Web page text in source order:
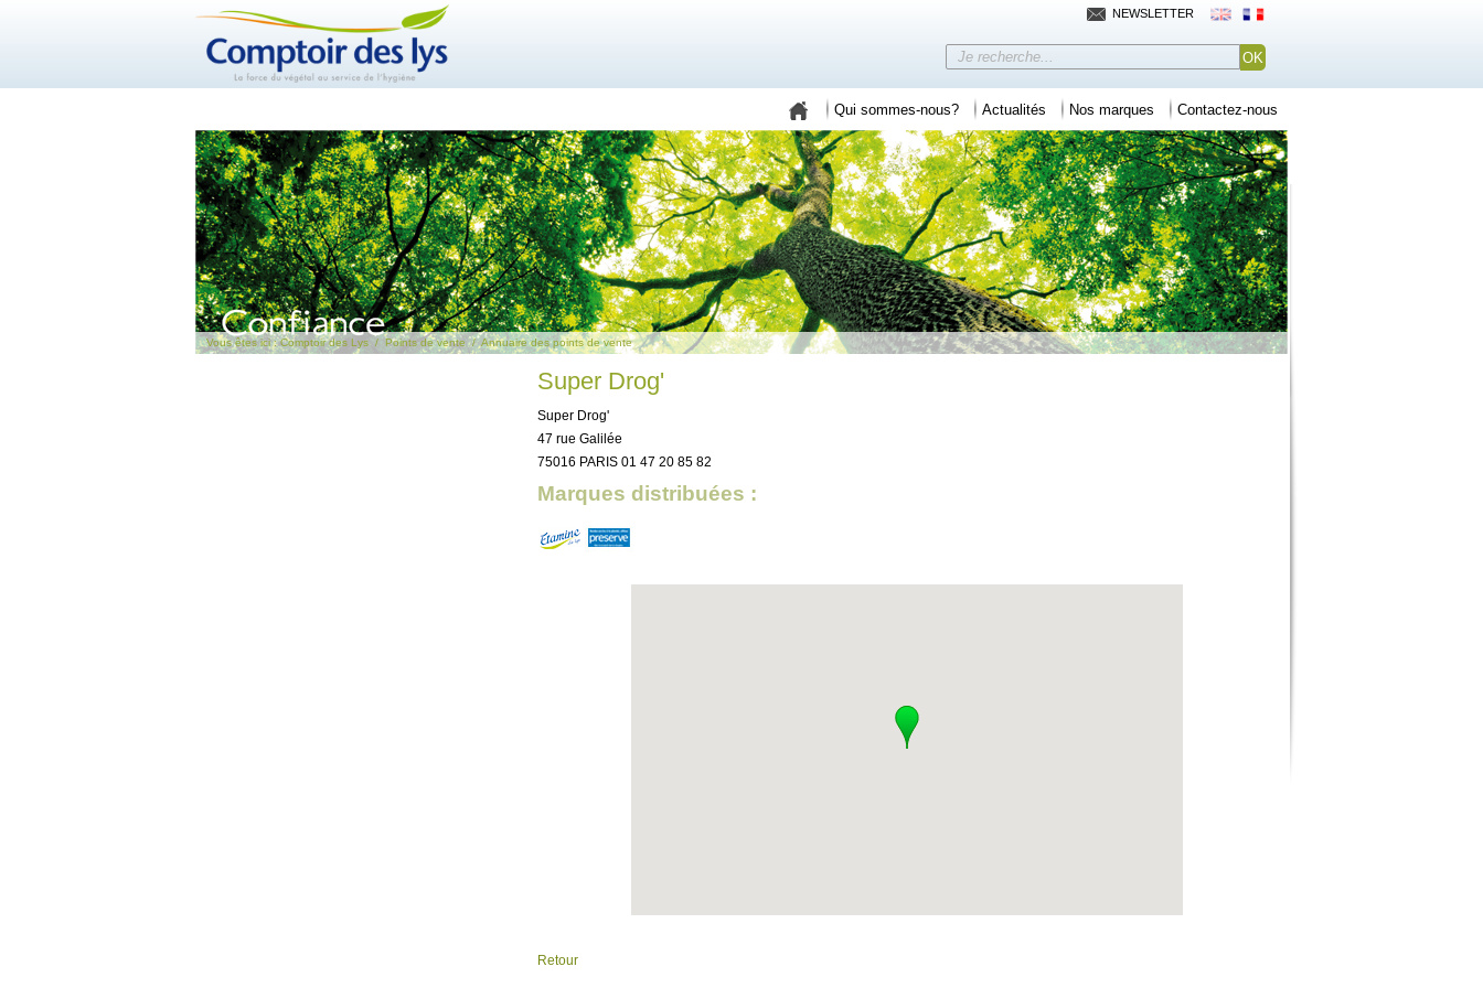
NEWSLETTER
Qui sommes-nous? Actualités Nos marques Contactez-nous
Vous êtes ici : Comptoir des Lys /Points de vente /Annuaire des points de vente
Super Drog'
Super Drog'
47 rue Galilée
75016 PARIS 01 47 20 85 82
Marques distribuées :
Retour